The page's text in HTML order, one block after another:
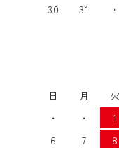
30
31 ・
日 月 火
・
・ 1
6
7 8